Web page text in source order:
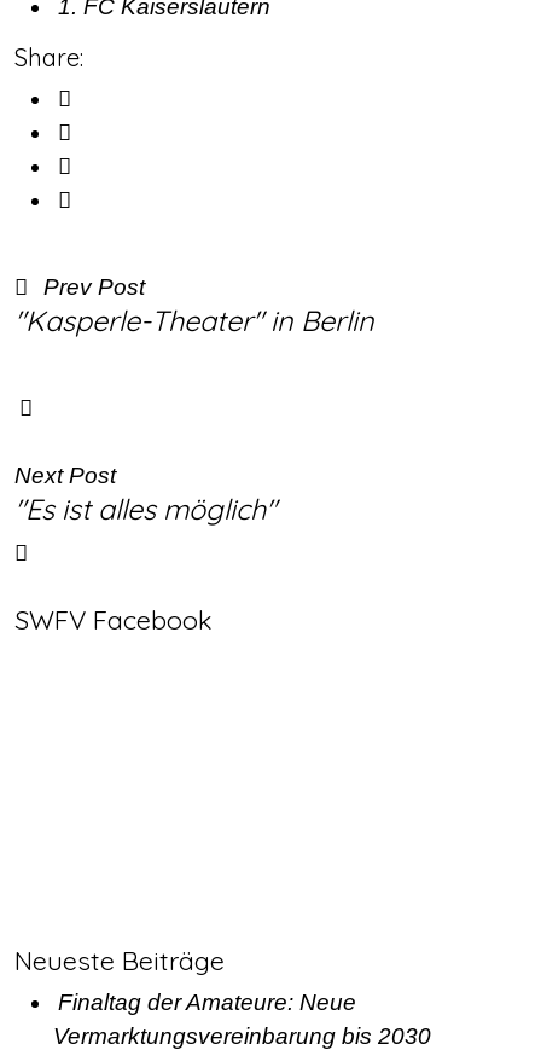
1. FC Kaiserslautern
Share:
Prev Post
"Kasperle-Theater" in Berlin
Next Post
"Es ist alles möglich"
SWFV Facebook
Neueste Beiträge
Finaltag der Amateure: Neue
Vermarktungsvereinbarung bis 2030